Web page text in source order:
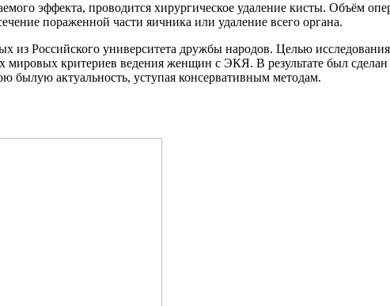
эффекта, проводится хирургическое удаление кисты. Объём
пораженной части яичника или удаление всего органа.
из Российского университета дружбы народов. Целью
критериев ведения женщин с ЭКЯ. В результате был
былую актуальность, уступая консервативным методам.